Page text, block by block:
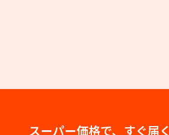
スーパー価格で、すぐ届く